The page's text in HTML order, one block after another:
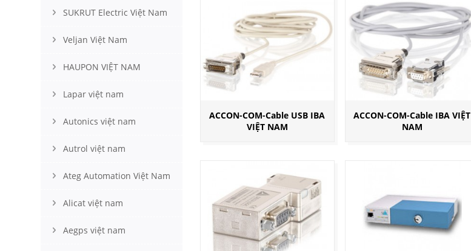
SUKRUT Electric Việt Nam
Veljan Việt Nam
HAUPON VIỆT NAM
Lapar việt nam
Autonics việt nam
Autrol việt nam
Ateg Automation Việt Nam
Alicat việt nam
Aegps việt nam
ACCON-COM-Cable USB IBA
VIỆT NAM
ACCON-COM-Cable IBA VIỆT
NAM